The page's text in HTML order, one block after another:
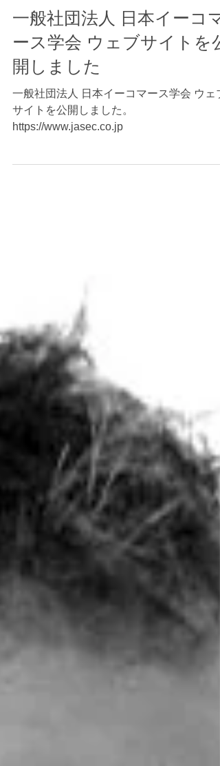
一般社団法人 日本イーコマ
ース学会 ウェブサイトを公
開しました
サイトを公開しました。